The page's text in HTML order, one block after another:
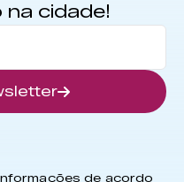
cidade!
de acordo